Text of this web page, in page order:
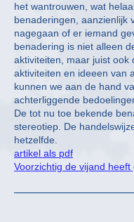
het wantrouwen, wat
benaderingen, aanzienlijk
nagegaan of er iemand
benadering is niet alleen
aktiviteiten, maar juist ook
aktiviteiten en ideeen van
kunnen we aan de hand
achterliggende
De tot nu toe bekende
stereotiep. De
hetzelfde.
artikel als pdf
Voorzichtig de vijand